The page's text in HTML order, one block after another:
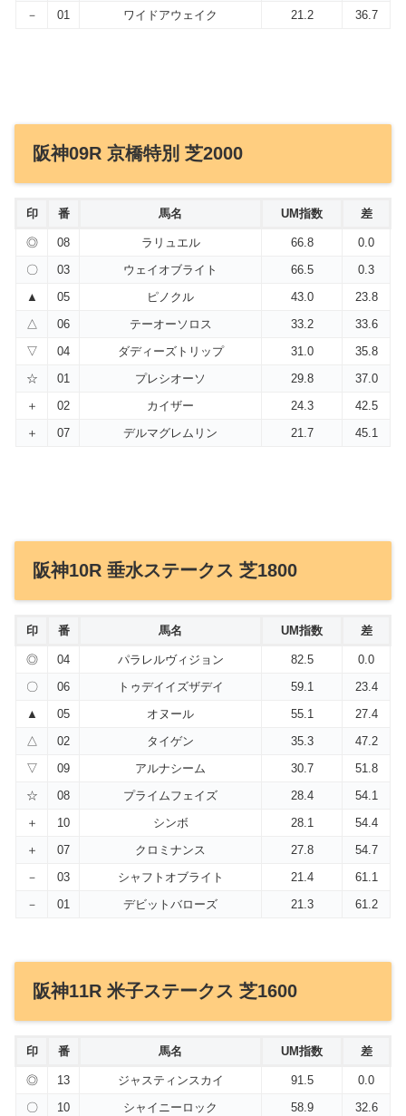
－ 01 ワイドアウェイク 21.2 36.7
阪神09R 京橋特別 芝2000
印 番 馬名 UM指数 差
◎ 08 ラリュエル 66.8
0.0
〇
03 ウェイオブライト 66.5
0.3
▲
05 ピノクル 43.0
23.8
△
06 テーオーソロス 33.2
33.6
▽
04 ダディーズトリップ 31.0
35.8
☆
01 プレシオーソ 29.8
37.0
＋
02 カイザー 24.3
42.5
＋
07 デルマグレムリン 21.7 45.1
阪神10R 垂水ステークス 芝1800
印 番 馬名 UM指数 差
◎ 04 パラレルヴィジョン 82.5
0.0
〇
06 トゥデイイズザデイ 59.1
23.4
▲
05 オヌール 55.1
27.4
△
02 タイゲン 35.3
47.2
▽
09 アルナシーム 30.7
51.8
☆
08 プライムフェイズ 28.4
54.1
＋
10 シンボ 28.1
54.4
＋
07 クロミナンス 27.8
54.7
－
03 シャフトオブライト 21.4
61.1
－
01 デビットバローズ 21.3 61.2
阪神11R 米子ステークス 芝1600
印 番 馬名 UM指数 差
◎ 13 ジャスティンスカイ 91.5
0.0
〇
10 シャイニーロック 58.9
32.6